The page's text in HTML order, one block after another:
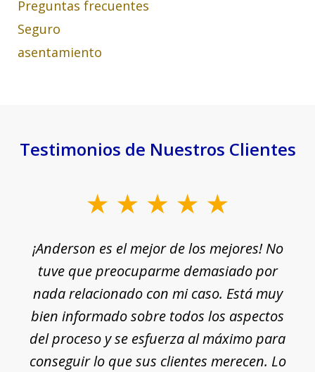
Preguntas frecuentes
Seguro
asentamiento
Testimonios de Nuestros Clientes
¡Anderson es el mejor de los mejores! No
tuve que preocuparme demasiado por
nada relacionado con mi caso. Está muy
bien informado sobre todos los aspectos
del proceso y se esfuerza al máximo para
conseguir lo que sus clientes merecen. Lo